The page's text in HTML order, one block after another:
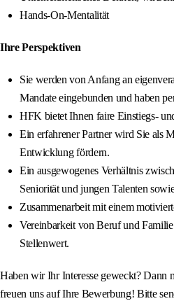
Hands-On-Mentalität
Ihre Perspektiven
Sie werden von Anfang an
Mandate eingebunden und haben
HFK bietet Ihnen faire Einstiegs-
Ein erfahrener Partner wird Sie als
Entwicklung fördern.
Ein ausgewogenes Verhältnis
Seniorität und jungen Talenten
Zusammenarbeit mit einem
Vereinbarkeit von Beruf und
Stellenwert.
Haben wir Ihr Interesse geweckt? Dann
freuen uns auf Ihre Bewerbung! Bitte